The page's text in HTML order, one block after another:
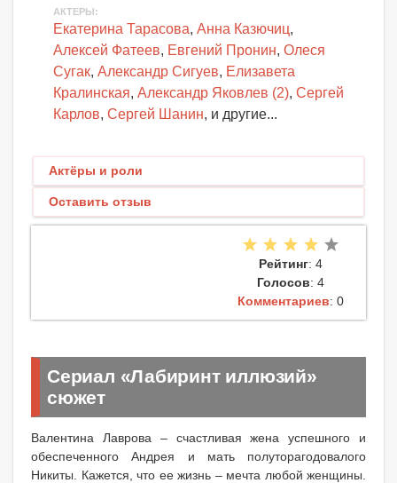
АКТЕРЫ:
Екатерина Тарасова, Анна Казючиц,
Алексей Фатеев, Евгений Пронин, Олеся
Сугак, Александр Сигуев, Елизавета
Кралинская, Александр Яковлев (2), Сергей
Карлов, Сергей Шанин, и другие...
Актёры и роли
Оставить отзыв
Рейтинг: 4
Голосов: 4
Комментариев: 0
Сериал «Лабиринт иллюзий»
сюжет
Валентина Лаврова – счастливая жена успешного и
обеспеченного Андрея и мать полуторагодовалого
Никиты. Кажется, что ее жизнь – мечта любой женщины.